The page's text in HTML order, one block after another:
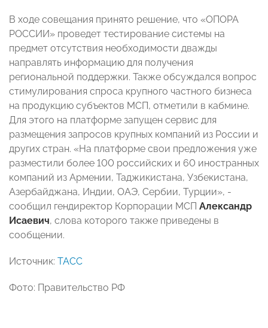
В ходе совещания принято решение, что «ОПОРА
РОССИИ» проведет тестирование системы на
предмет отсутствия необходимости дважды
направлять информацию для получения
региональной поддержки. Также обсуждался вопрос
стимулирования спроса крупного частного бизнеса
на продукцию субъектов МСП, отметили в кабмине.
Для этого на платформе запущен сервис для
размещения запросов крупных компаний из России и
других стран. «На платформе свои предложения уже
разместили более 100 российских и 60 иностранных
компаний из Армении, Таджикистана, Узбекистана,
Азербайджана, Индии, ОАЭ, Сербии, Турции», -
сообщил гендиректор Корпорации МСП Александр
Исаевич, слова которого также приведены в
сообщении.
Источник: ТАСС
Фото: Правительство РФ